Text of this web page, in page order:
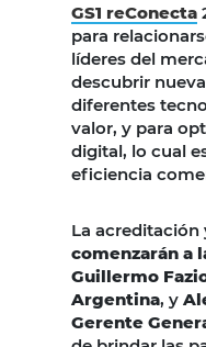
GS1 reConecta
para
líderes del
descubrir
diferentes
valor, y para
digital, lo cual
eficiencia
La acreditación
comenzarán a
Guillermo
Argentina, y
Gerente